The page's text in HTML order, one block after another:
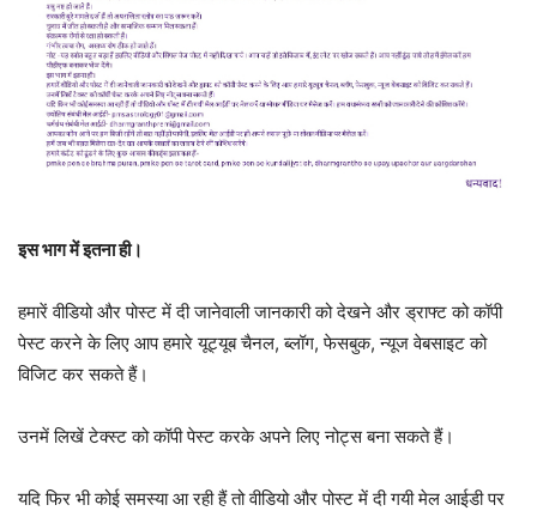
इस भाग में इतना ही।
हमारें वीडियो और पोस्ट में दी जानेवाली जानकारी को देखने और ड्राफ्ट को कॉपी
पेस्ट करने के लिए आप हमारे यूट्यूब चैनल, ब्लॉग, फेसबुक, न्यूज वेबसाइट को
विजिट कर सकते हैं।
उनमें लिखें टेक्स्ट को कॉपी पेस्ट करके अपने लिए नोट्स बना सकते हैं।
यदि फिर भी कोई समस्या आ रही हैं तो वीडियो और पोस्ट में दी गयी मेल आईडी पर